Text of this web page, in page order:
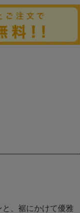
と、裾にかけて優雅